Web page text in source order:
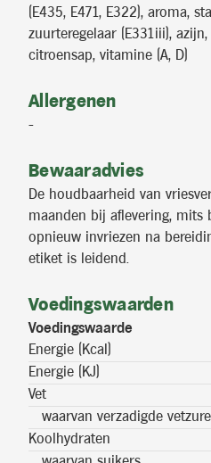
(E435, E471, E322), aroma,
zuurteregelaar (E331iii),
citroensap, vitamine (A, D)
Allergenen
-
Bewaaradvies
De houdbaarheid van
maanden bij aflevering, mits
opnieuw invriezen na
etiket is leidend.
Voedingswaarden
Voedingswaarde
Energie (Kcal)
Energie (KJ)
Vet
waarvan verzadigde
Koolhydraten